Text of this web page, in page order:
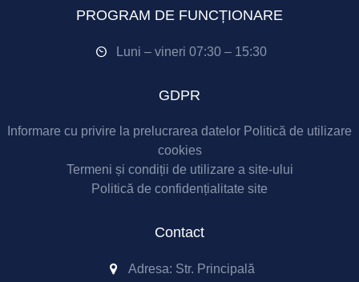
PROGRAM DE FUNCȚIONARE
Luni – vineri 07:30 – 15:30
GDPR
Informare cu privire la prelucrarea datelor Politică de utilizare
cookies
Termeni și condiții de utilizare a site-ului
Politică de confidențialitate site
Contact
Adresa: Str. Principală